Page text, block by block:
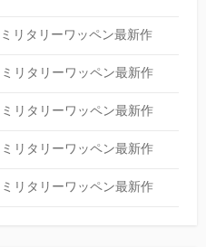
リタリーワッペン最新作
リタリーワッペン最新作
リタリーワッペン最新作
リタリーワッペン最新作
リタリーワッペン最新作